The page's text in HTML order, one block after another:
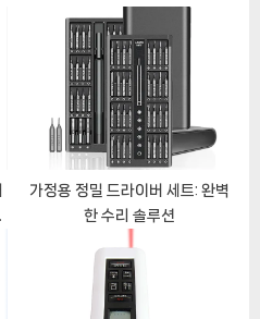
가정용 정밀 드라이버 세트: 완벽
한 수리 솔루션